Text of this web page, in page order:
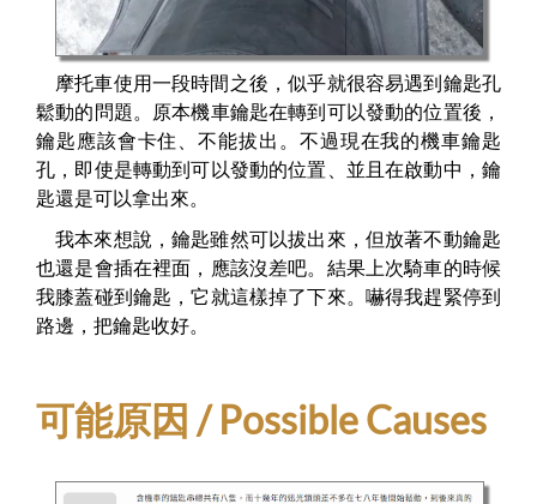
摩托車使用一段時間之後，似乎就很容易遇到鑰匙孔
鬆動的問題。原本機車鑰匙在轉到可以發動的位置後，
鑰匙應該會卡住、不能拔出。不過現在我的機車鑰匙
孔，即使是轉動到可以發動的位置、並且在啟動中，鑰
匙還是可以拿出來。
我本來想說，鑰匙雖然可以拔出來，但放著不動鑰匙
也還是會插在裡面，應該沒差吧。結果上次騎車的時候
我膝蓋碰到鑰匙，它就這樣掉了下來。嚇得我趕緊停到
路邊，把鑰匙收好。
可能原因 / Possible Causes